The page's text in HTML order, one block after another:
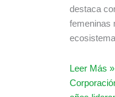
destaca
femeninas
Leer Más »